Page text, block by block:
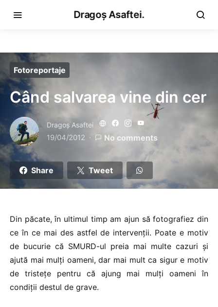
Dragoș Asaftei.
Fotoreportaje
Când salvarea vine din cer
Dragoş Asaftei
19/04/2012 No comments
Share Tweet
Din păcate, în ultimul timp am ajun să fotografiez din
ce în ce mai des astfel de intervenții. Poate e motiv
de bucurie că SMURD-ul preia mai multe cazuri și
ajută mai mulți oameni, dar mai mult ca sigur e motiv
de tristețe pentru că ajung mai mulți oameni în
condiții destul de grave.